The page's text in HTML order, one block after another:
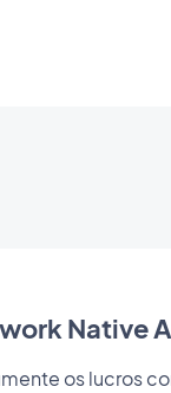
Native
os lucros